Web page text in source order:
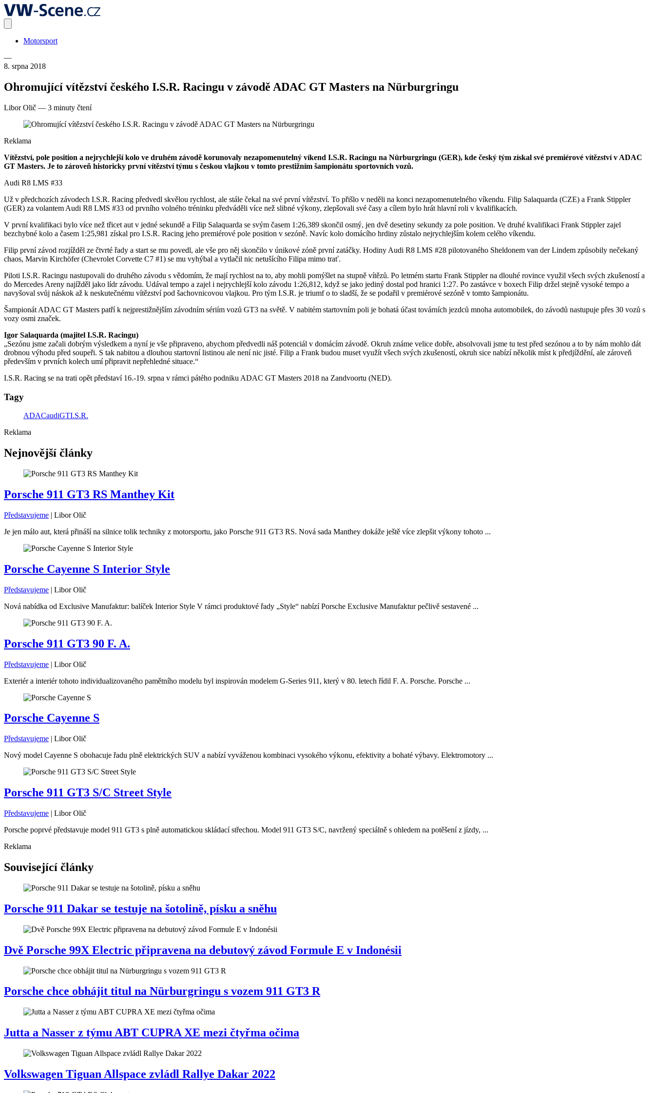
Motorsport
—
8. srpna 2018
Ohromující vítězství českého I.S.R. Racingu v závodě ADAC GT Masters na Nürburgringu
Libor Olič — 3 minuty čtení
Reklama
Vítězství, pole position a nejrychlejší kolo ve druhém závodě korunovaly nezapomenutelný víkend I.S.R. Racingu na Nürburgringu (GER), kde český tým získal své premiérové vítězství v ADAC
GT Masters. Je to zároveň historicky první vítězství týmu s českou vlajkou v tomto prestižním šampionátu sportovních vozů.
Audi R8 LMS #33
Už v předchozích závodech I.S.R. Racing předvedl skvělou rychlost, ale stále čekal na své první vítězství. To přišlo v neděli na konci nezapomenutelného víkendu. Filip Salaquarda (CZE) a Frank Stippler
(GER) za volantem Audi R8 LMS #33 od prvního volného tréninku předváděli více než slibné výkony, zlepšovali své časy a cílem bylo hrát hlavní roli v kvalifikacích.
V první kvalifikaci bylo více než třicet aut v jedné sekundě a Filip Salaquarda se svým časem 1:26,389 skončil osmý, jen dvě desetiny sekundy za pole position. Ve druhé kvalifikaci Frank Stippler zajel
bezchybné kolo a časem 1:25,981 získal pro I.S.R. Racing jeho premiérové pole position v sezóně. Navíc kolo domácího hrdiny zůstalo nejrychlejším kolem celého víkendu.
Filip první závod rozjížděl ze čtvrté řady a start se mu povedl, ale vše pro něj skončilo v únikové zóně první zatáčky. Hodiny Audi R8 LMS #28 pilotovaného Sheldonem van der Lindem způsobily nečekaný
chaos, Marvin Kirchöfer (Chevrolet Corvette C7 #1) se mu vyhýbal a vytlačil nic netušícího Filipa mimo trať.
Piloti I.S.R. Racingu nastupovali do druhého závodu s vědomím, že mají rychlost na to, aby mohli pomýšlet na stupně vítězů. Po letmém startu Frank Stippler na dlouhé rovince využil všech svých zkušeností a
do Mercedes Areny najížděl jako lídr závodu. Udával tempo a zajel i nejrychlejší kolo závodu 1:26,812, když se jako jediný dostal pod hranici 1:27. Po zastávce v boxech Filip držel stejně vysoké tempo a
navyšoval svůj náskok až k neskutečnému vítězství pod šachovnicovou vlajkou. Pro tým I.S.R. je triumf o to sladší, že se podařil v premiérové sezóně v tomto šampionátu.
Šampionát ADAC GT Masters patří k nejprestižnějším závodním sériím vozů GT3 na světě. V nabitém startovním poli je bohatá účast továrních jezdců mnoha automobilek, do závodů nastupuje přes 30 vozů s
vozy osmi značek.
Igor Salaquarda (majitel I.S.R. Racingu)
„Sezónu jsme začali dobrým výsledkem a nyní je vše připraveno, abychom předvedli náš potenciál v domácím závodě. Okruh známe velice dobře, absolvovali jsme tu test před sezónou a to by nám mohlo dát
drobnou výhodu před soupeři. S tak nabitou a dlouhou startovní listinou ale není nic jisté. Filip a Frank budou muset využít všech svých zkušeností, okruh sice nabízí několik míst k předjíždění, ale zároveň
především v prvních kolech umí připravit nepřehledné situace.“
I.S.R. Racing se na trati opět představí 16.-19. srpna v rámci pátého podniku ADAC GT Masters 2018 na Zandvoortu (NED).
Tagy
ADACaudiGTI.S.R.
Reklama
Nejnovější články
Porsche 911 GT3 RS Manthey Kit
Představujeme | Libor Olič
Je jen málo aut, která přináší na silnice tolik techniky z motorsportu, jako Porsche 911 GT3 RS. Nová sada Manthey dokáže ještě více zlepšit výkony tohoto ...
Porsche Cayenne S Interior Style
Představujeme | Libor Olič
Nová nabídka od Exclusive Manufaktur: balíček Interior Style V rámci produktové řady „Style“ nabízí Porsche Exclusive Manufaktur pečlivě sestavené ...
Porsche 911 GT3 90 F. A.
Představujeme | Libor Olič
Exteriér a interiér tohoto individualizovaného pamětního modelu byl inspirován modelem G-Series 911, který v 80. letech řídil F. A. Porsche. Porsche ...
Porsche Cayenne S
Představujeme | Libor Olič
Nový model Cayenne S obohacuje řadu plně elektrických SUV a nabízí vyváženou kombinaci vysokého výkonu, efektivity a bohaté výbavy. Elektromotory ...
Porsche 911 GT3 S/C Street Style
Představujeme | Libor Olič
Porsche poprvé představuje model 911 GT3 s plně automatickou skládací střechou. Model 911 GT3 S/C, navržený speciálně s ohledem na potěšení z jízdy, ...
Reklama
Související články
Porsche 911 Dakar se testuje na šotolině, písku a sněhu
Dvě Porsche 99X Electric připravena na debutový závod Formule E v Indonésii
Porsche chce obhájit titul na Nürburgringu s vozem 911 GT3 R
Jutta a Nasser z týmu ABT CUPRA XE mezi čtyřma očima
Volkswagen Tiguan Allspace zvládl Rallye Dakar 2022